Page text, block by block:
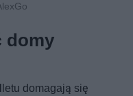
domy
domagają się